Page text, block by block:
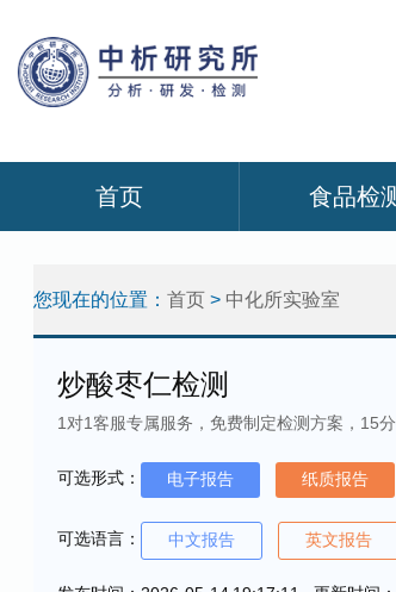
首页 食品检
您现在的位置： 首页 > 中化所实验室
炒酸枣仁检测
1对1客服专属服务，免费制定检测方案，15
可选形式： 电子报告 纸质报告
可选语言： 中文报告 英文报告